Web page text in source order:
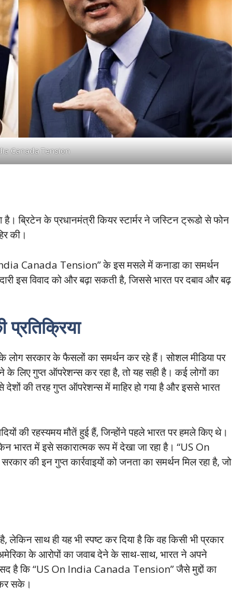
Canada Tension
ब्रिटेन के प्रधानमंत्री कियर स्टार्मर ने जस्टिन ट्रूडो से फोन
की।
Canada Tension” के इस मसले में कनाडा का समर्थन
इस विवाद को और बढ़ा सकती है, जिससे भारत पर दबाव और बढ़
प्रतिक्रिया
लोग सरकार के फैसलों का समर्थन कर रहे हैं। सोशल मीडिया पर
लिए गुप्त ऑपरेशन्स कर रहा है, तो यह सही है। कई लोगों का
की तरह गुप्त ऑपरेशन्स में माहिर हो गया है और इससे भारत
की रहस्यमय मौतें हुई हैं, जिन्होंने पहले भारत पर हमले किए थे।
भारत में इसे सकारात्मक रूप में देखा जा रहा है। “US On
की इन गुप्त कार्रवाइयों को जनता का समर्थन मिल रहा है, जो
लेकिन साथ ही यह भी स्पष्ट कर दिया है कि वह किसी भी प्रकार
के आरोपों का जवाब देने के साथ-साथ, भारत ने अपने
है कि “US On India Canada Tension” जैसे मुद्दों का
सके।